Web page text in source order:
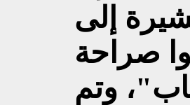
إلى
صراحة
وتم